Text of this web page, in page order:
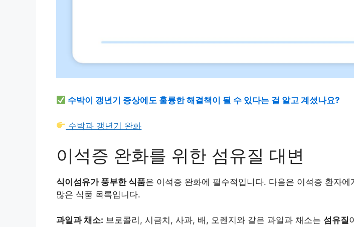
수박이 갱년기 증상에도 훌륭한 해결책이 될 수 있다는 걸 알고 계셨나요?
수박과 갱년기 완화
이석증 완화를 위한 섬유질 대변
식이섬유가 풍부한 식품은 이석증 완화에 필수적입니다. 다음은 이석증 환자에
많은 식품 목록입니다.
과일과 채소: 브로콜리, 시금치, 사과, 배, 오렌지와 같은 과일과 채소는 섬유질